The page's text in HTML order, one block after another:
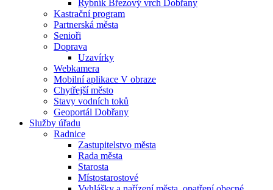
Rybník Březový vrch Dobřany
Kastrační program
Partnerská města
Senioři
Doprava
Uzavírky
Webkamera
Mobilní aplikace V obraze
Chytřejší město
Stavy vodních toků
Geoportál Dobřany
Služby úřadu
Radnice
Zastupitelstvo města
Rada města
Starosta
Místostarostové